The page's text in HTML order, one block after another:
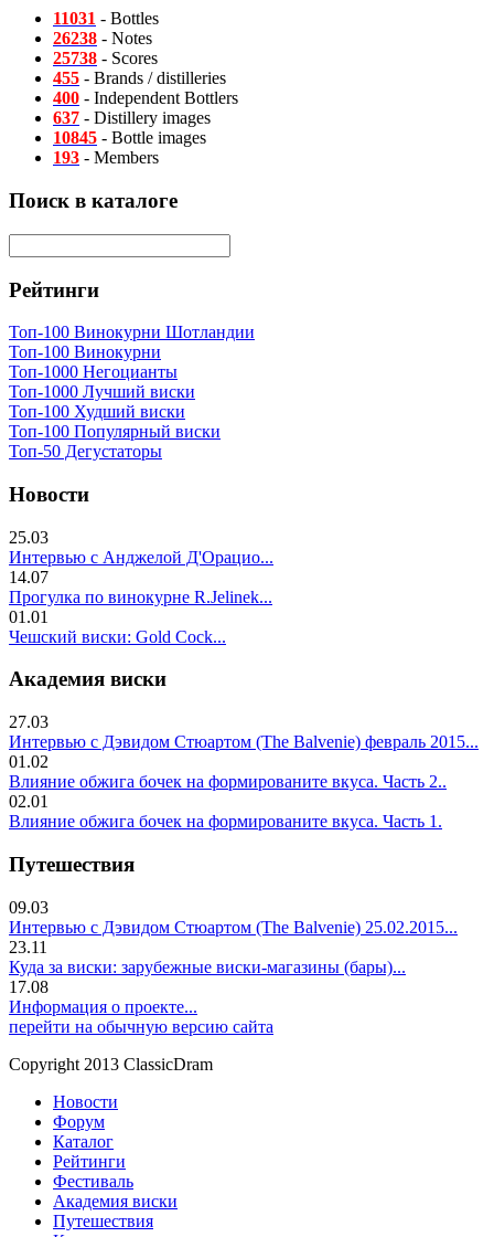
11031 - Bottles
26238 - Notes
25738 - Scores
455 - Brands / distilleries
400 - Independent Bottlers
637 - Distillery images
10845 - Bottle images
193 - Members
Поиск в каталоге
Рейтинги
Топ-100 Винокурни Шотландии
Топ-100 Винокурни
Топ-1000 Негоцианты
Топ-1000 Лучший виски
Топ-100 Худший виски
Топ-100 Популярный виски
Топ-50 Дегустаторы
Новости
25.03
Интервью с Анджелой Д'Орацио...
14.07
Прогулка по винокурне R.Jelinek...
01.01
Чешский виски: Gold Cock...
Академия виски
27.03
Интервью с Дэвидом Стюартом (The Balvenie) февраль 2015...
01.02
Влияние обжига бочек на формированите вкуса. Часть 2..
02.01
Влияние обжига бочек на формированите вкуса. Часть 1.
Путешествия
09.03
Интервью с Дэвидом Стюартом (The Balvenie) 25.02.2015...
23.11
Куда за виски: зарубежные виски-магазины (бары)...
17.08
Информация о проекте...
перейти на обычную версию сайта
Copyright 2013 ClassicDram
Новости
Форум
Каталог
Рейтинги
Фестиваль
Академия виски
Путешествия